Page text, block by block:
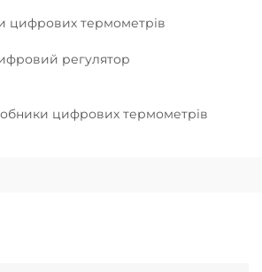
цифрових термометрів
регулятор
цифрових термометрів